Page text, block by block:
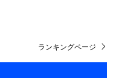
ランキングページ